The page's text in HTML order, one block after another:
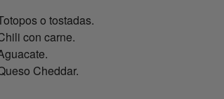
o tostadas.
con carne.
Cheddar.